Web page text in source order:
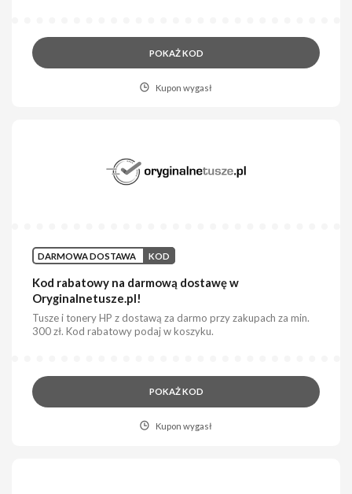
POKAŻ KOD
Kupon wygasł
DARMOWA DOSTAWA KOD
Kod rabatowy na darmową dostawę w
Oryginalnetusze.pl!
Tusze i tonery HP z dostawą za darmo przy zakupach za min.
300 zł. Kod rabatowy podaj w koszyku.
POKAŻ KOD
Kupon wygasł